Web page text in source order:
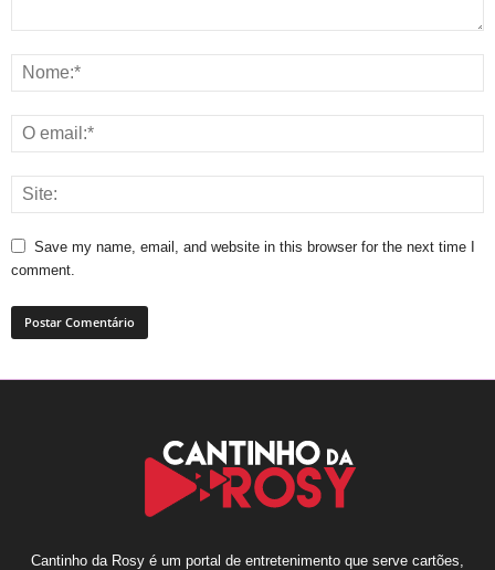
Save my name, email, and website in this browser for the next time I
comment.
Cantinho da Rosy é um portal de entretenimento que serve cartões,